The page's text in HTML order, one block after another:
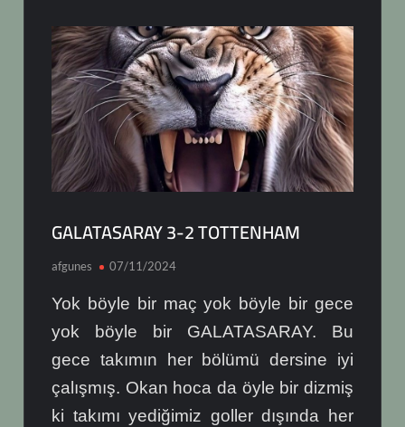
GALATASARAY 3-2 TOTTENHAM
afgunes 07/11/2024
Yok böyle bir maç yok böyle bir gece
yok böyle bir GALATASARAY. Bu
gece takımın her bölümü dersine iyi
çalışmış. Okan hoca da öyle bir dizmiş
ki takımı yediğimiz goller dışında her